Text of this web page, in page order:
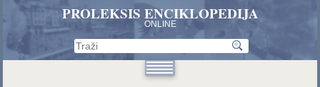
PROLEKSIS ENCIKLOPEDIJA
ONLINE